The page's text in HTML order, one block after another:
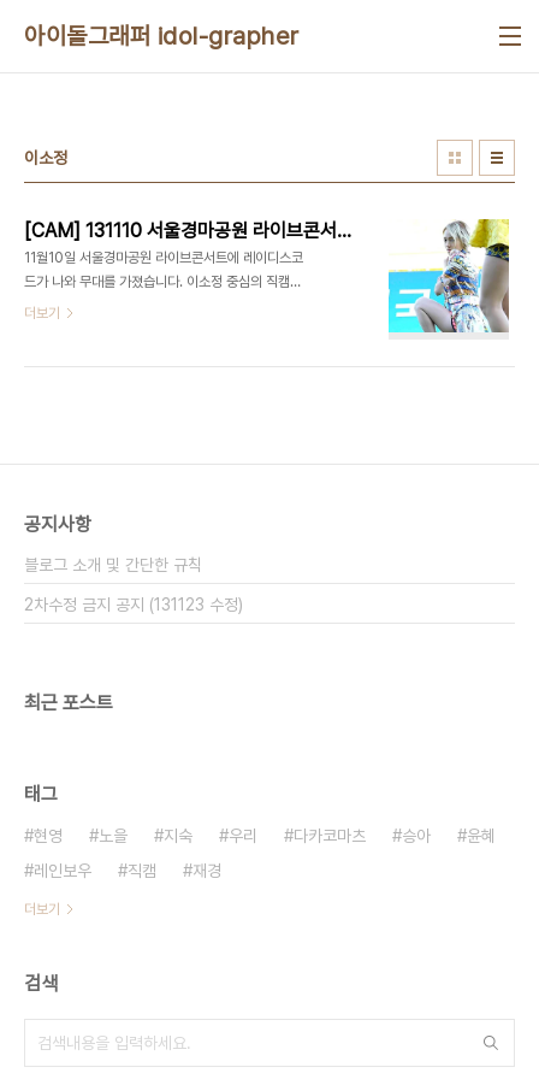
아이돌그래퍼 idol-grapher
이소정
[CAM] 131110 서울경마공원 라이브콘서트 - 레이디스코드(소정) by 다카코마츠
11월10일 서울경마공원 라이브콘서트에 레이디스코
드가 나와 무대를 가졌습니다. 이소정 중심의 직캠입
니다. 레이디스코드(소정) - 나쁜여자 레이디스코드
더보기
공지사항
블로그 소개 및 간단한 규칙
2차수정 금지 공지 (131123 수정)
최근 포스트
태그
현영 노을 지숙 우리 다카코마츠 승아
윤혜
레인보우
직캠 재경
더보기
검색